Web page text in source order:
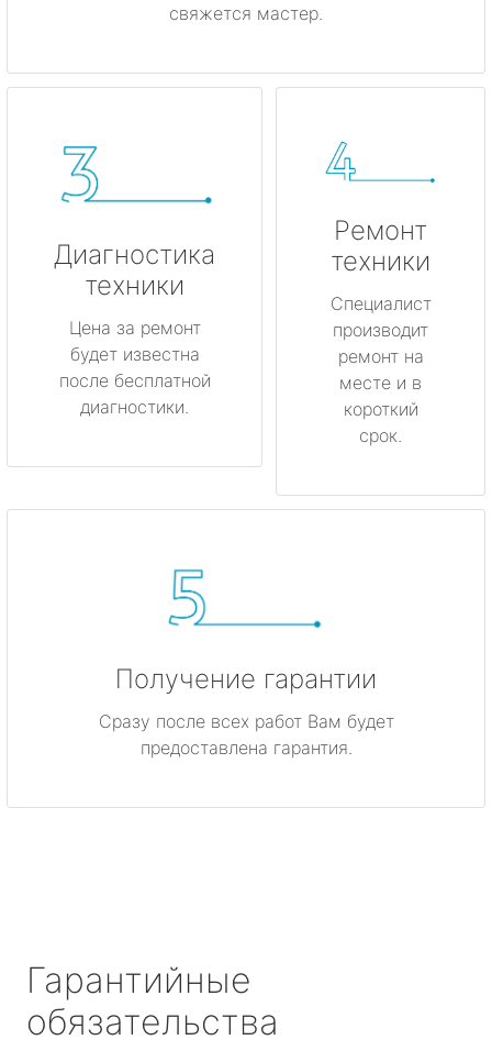
свяжется мастер.
Диагностика
техники
Цена за ремонт
будет известна
после бесплатной
диагностики.
Ремонт
техники
Специалист
производит
ремонт на
месте и в
короткий
срок.
Получение гарантии
Сразу после всех работ Вам будет
предоставлена гарантия.
Гарантийные
обязательства